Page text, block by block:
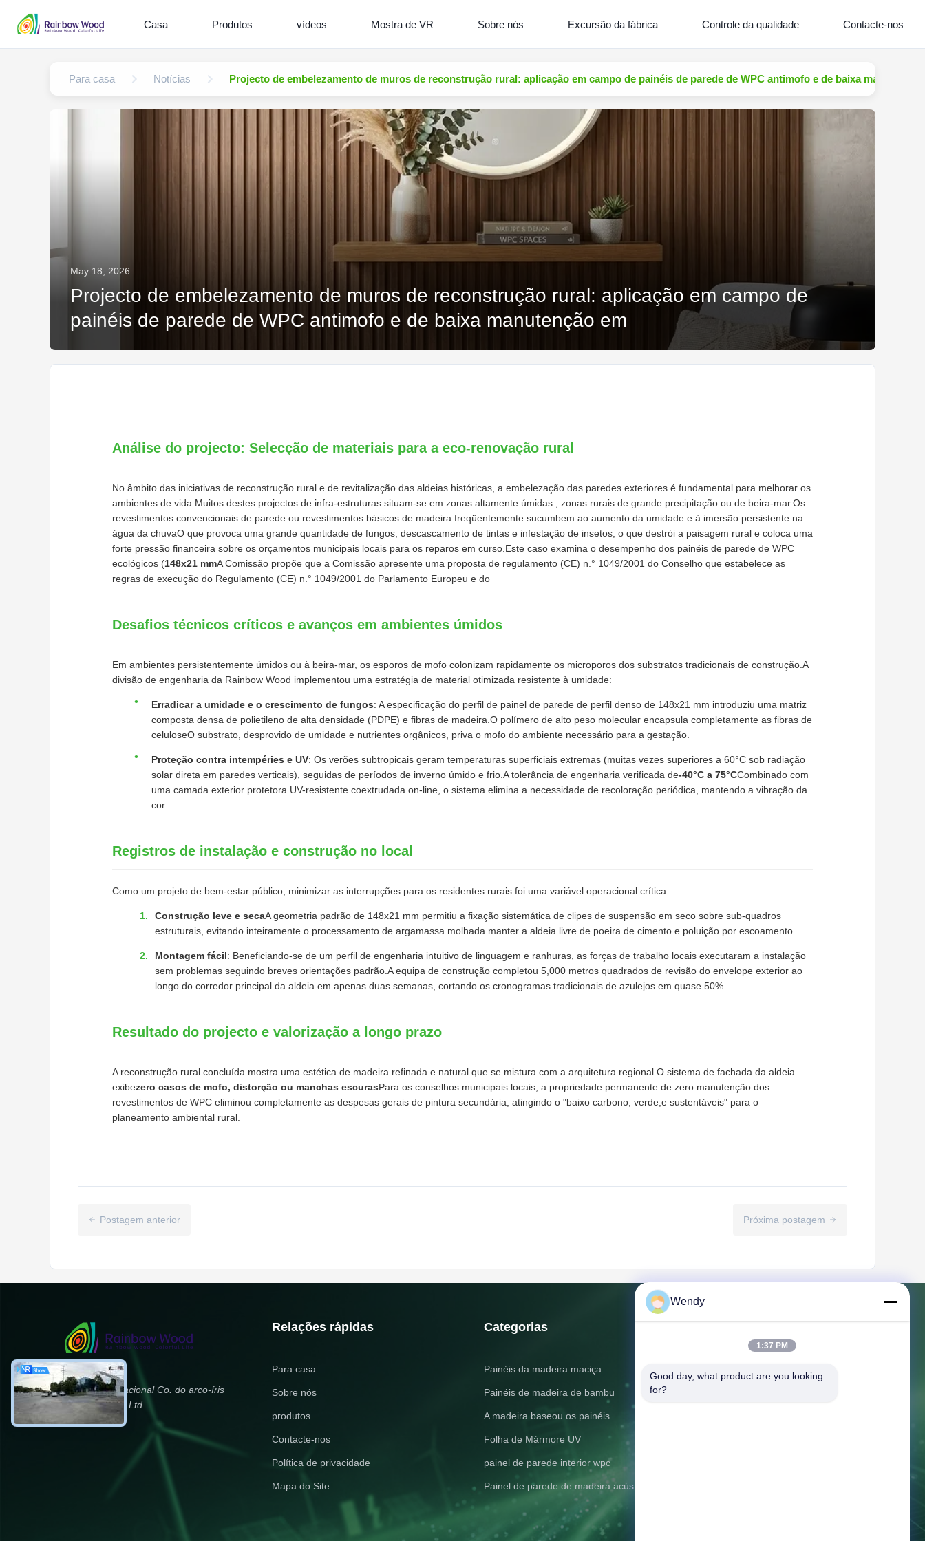
Casa Produtos vídeos Mostra de VR Sobre nós Excursão da fábrica Controle da qualidade Contacte-nos
Para casa Notícias Projecto de embelezamento de muros de reconstrução rural: aplicação em campo de painéis de parede de WPC antimofo e de baixa manutenção
May 18, 2026
Projecto de embelezamento de muros de reconstrução rural: aplicação em campo de
painéis de parede de WPC antimofo e de baixa manutenção em
Análise do projecto: Selecção de materiais para a eco-renovação rural
No âmbito das iniciativas de reconstrução rural e de revitalização das aldeias históricas, a embelezação das paredes exteriores é fundamental para melhorar os
ambientes de vida.Muitos destes projectos de infra-estruturas situam-se em zonas altamente úmidas., zonas rurais de grande precipitação ou de beira-mar.Os
revestimentos convencionais de parede ou revestimentos básicos de madeira freqüentemente sucumbem ao aumento da umidade e à imersão persistente na
água da chuvaO que provoca uma grande quantidade de fungos, descascamento de tintas e infestação de insetos, o que destrói a paisagem rural e coloca uma
forte pressão financeira sobre os orçamentos municipais locais para os reparos em curso.Este caso examina o desempenho dos painéis de parede de WPC
ecológicos (148x21 mmA Comissão propõe que a Comissão apresente uma proposta de regulamento (CE) n.° 1049/2001 do Conselho que estabelece as
regras de execução do Regulamento (CE) n.° 1049/2001 do Parlamento Europeu e do
Desafios técnicos críticos e avanços em ambientes úmidos
Em ambientes persistentemente úmidos ou à beira-mar, os esporos de mofo colonizam rapidamente os microporos dos substratos tradicionais de construção.A
divisão de engenharia da Rainbow Wood implementou uma estratégia de material otimizada resistente à umidade:
Erradicar a umidade e o crescimento de fungos: A especificação do perfil de painel de parede de perfil denso de 148x21 mm introduziu uma matriz
composta densa de polietileno de alta densidade (PDPE) e fibras de madeira.O polímero de alto peso molecular encapsula completamente as fibras de
celuloseO substrato, desprovido de umidade e nutrientes orgânicos, priva o mofo do ambiente necessário para a gestação.
Proteção contra intempéries e UV: Os verões subtropicais geram temperaturas superficiais extremas (muitas vezes superiores a 60°C sob radiação
solar direta em paredes verticais), seguidas de períodos de inverno úmido e frio.A tolerância de engenharia verificada de-40°C a 75°CCombinado com
uma camada exterior protetora UV-resistente coextrudada on-line, o sistema elimina a necessidade de recoloração periódica, mantendo a vibração da
cor.
Registros de instalação e construção no local
Como um projeto de bem-estar público, minimizar as interrupções para os residentes rurais foi uma variável operacional crítica.
Construção leve e secaA geometria padrão de 148x21 mm permitiu a fixação sistemática de clipes de suspensão em seco sobre sub-quadros
estruturais, evitando inteiramente o processamento de argamassa molhada.manter a aldeia livre de poeira de cimento e poluição por escoamento.
Montagem fácil: Beneficiando-se de um perfil de engenharia intuitivo de linguagem e ranhuras, as forças de trabalho locais executaram a instalação
sem problemas seguindo breves orientações padrão.A equipa de construção completou 5,000 metros quadrados de revisão do envelope exterior ao
longo do corredor principal da aldeia em apenas duas semanas, cortando os cronogramas tradicionais de azulejos em quase 50%.
Resultado do projecto e valorização a longo prazo
A reconstrução rural concluída mostra uma estética de madeira refinada e natural que se mistura com a arquitetura regional.O sistema de fachada da aldeia
exibezero casos de mofo, distorção ou manchas escurasPara os conselhos municipais locais, a propriedade permanente de zero manutenção dos
revestimentos de WPC eliminou completamente as despesas gerais de pintura secundária, atingindo o "baixo carbono, verde,e sustentáveis" para o
planeamento ambiental rural.
Postagem anterior Próxima postagem
Madeira internacional Co. do arco-íris
de Zhengzhou, Ltd.
Relações rápidas
Para casa
Sobre nós
produtos
Contacte-nos
Política de privacidade
Mapa do Site
Categorias
Painéis da madeira maciça
Painéis de madeira de bambu
A madeira baseou os painéis
Folha de Mármore UV
painel de parede interior wpc
Painel de parede de madeira acústico
unidade 2, construção 7, estrada do
Wendy
1:37 PM
Good day, what product are you looking
for?